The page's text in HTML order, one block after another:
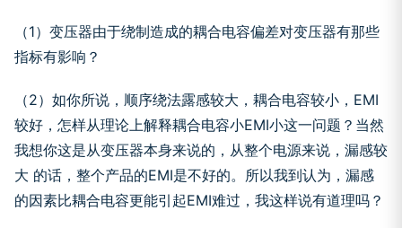
（1）变压器由于绕制造成的耦合电容偏差对变压器有那些
指标有影响？
（2）如你所说，顺序绕法露感较大，耦合电容较小，EMI
较好，怎样从理论上解释耦合电容小EMI小这一问题？当然
我想你这是从变压器本身来说的，从整个电源来说，漏感较
大 的话，整个产品的EMI是不好的。所以我到认为，漏感
的因素比耦合电容更能引起EMI难过，我这样说有道理吗？